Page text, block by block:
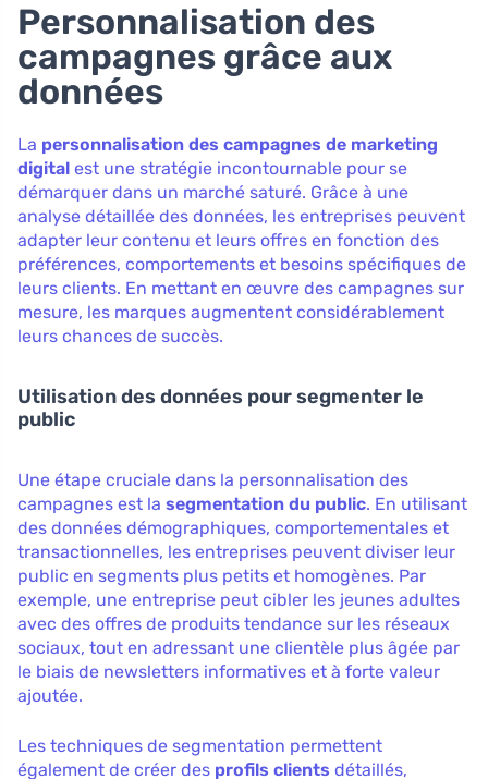
Personnalisation des
campagnes grâce aux
données
La personnalisation des campagnes de marketing
digital est une stratégie incontournable pour se
démarquer dans un marché saturé. Grâce à une
analyse détaillée des données, les entreprises peuvent
adapter leur contenu et leurs offres en fonction des
préférences, comportements et besoins spécifiques de
leurs clients. En mettant en œuvre des campagnes sur
mesure, les marques augmentent considérablement
leurs chances de succès.
Utilisation des données pour segmenter le
public
Une étape cruciale dans la personnalisation des
campagnes est la segmentation du public. En utilisant
des données démographiques, comportementales et
transactionnelles, les entreprises peuvent diviser leur
public en segments plus petits et homogènes. Par
exemple, une entreprise peut cibler les jeunes adultes
avec des offres de produits tendance sur les réseaux
sociaux, tout en adressant une clientèle plus âgée par
le biais de newsletters informatives et à forte valeur
ajoutée.
Les techniques de segmentation permettent
également de créer des profils clients détaillés,